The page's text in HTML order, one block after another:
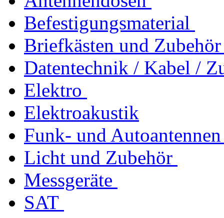
Befestigungsmaterial
Briefkästen und Zubehör
Datentechnik / Kabel /
Elektro
Elektroakustik
Funk- und Autoantennen
Licht und Zubehör
Messgeräte
SAT